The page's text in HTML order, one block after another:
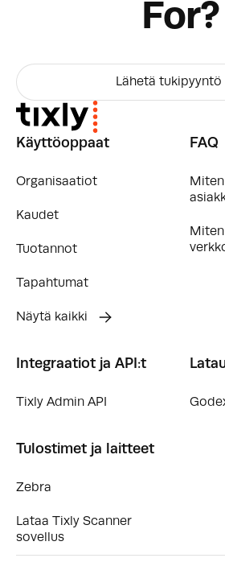
For?
Lähetä tukipyyntö
Käyttöoppaat
Organisaatiot
Kaudet
Tuotannot
Tapahtumat
Näytä kaikki
FAQ
Integraatiot ja API:t
Tixly Admin API
Tulostimet ja laitteet
Zebra
Lataa Tixly Scanner
sovellus